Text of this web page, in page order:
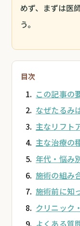
めず、まずは医
う。
目次
この記事の
なぜたるみ
主なリフト
主な治療の
年代・悩み
施術の組み
施術前に知
クリニック